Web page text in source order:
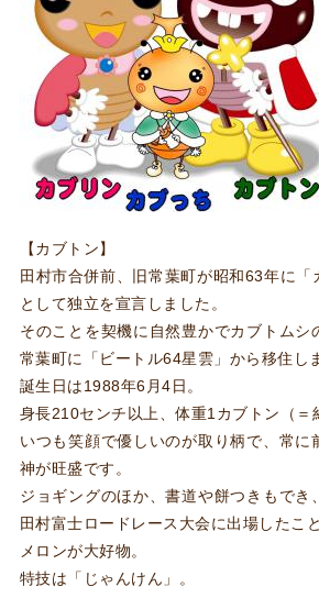
【カブトン】
田村市合併前、旧常葉町が昭和63年に「
として独立を宣言しました。
そのことを契機に自然豊かでカブトムシ
常葉町に「ビートル64星雲」から移住し
誕生日は1988年6月4日。
身長210センチ以上、体重1カブトン（＝
いつも笑顔で優しいのが取り柄で、常に
神が旺盛です。
ジョギングのほか、書道や餅つきもでき
田村富士ロードレース大会に出場したこ
メロンが大好物。
特技は「じゃんけん」。